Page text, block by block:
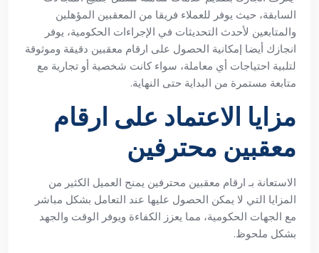
السابقة، حيث يوفر للعملاء فريقا من المعقبين المؤهلين
والمتابعين لأحدث التحديثات في الإجراءات الحكومية، يوفر
انجازك أيضا إمكانية الحصول على ارقام معقبين دقيقة وموثوقة
لتلبية احتياجات أي معاملة، سواء كانت شخصية أو تجارية مع
متابعة مستمرة من البداية حتى النهاية.
مزايا الاعتماد على ارقام
معقبين محترفين
الاستعانة بـ ارقام معقبين محترفين يمنح العميل الكثير من
المزايا التي لا يمكن الحصول عليها عند التعامل بشكل مباشر
مع الجهات الحكومية، مما يعزز الكفاءة ويوفر الوقت والجهد
بشكل ملحوظ.